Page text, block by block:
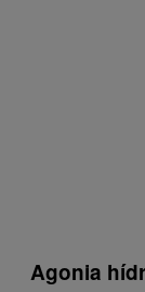
Agonia